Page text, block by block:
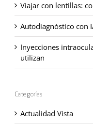
Viajar con lentillas:
Autodiagnóstico con
Inyecciones
utilizan
Categorías
Actualidad Vista